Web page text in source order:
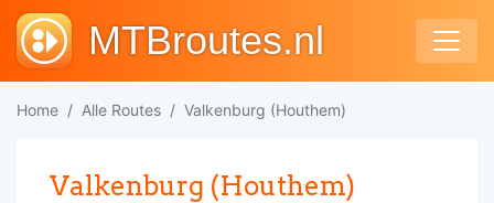
MTBroutes.nl
Home Alle Routes Valkenburg (Houthem)
Valkenburg (Houthem)